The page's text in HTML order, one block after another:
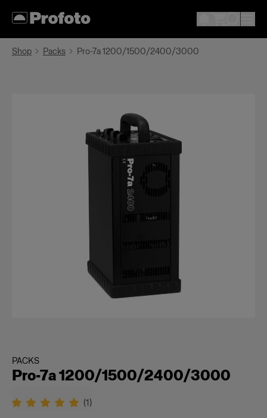
Shop Packs Pro-7a 1200/1500/2400/3000
PACKS
Pro-7a 1200/1500/2400/3000
(1)